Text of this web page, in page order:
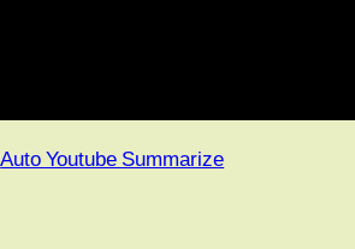
Auto Youtube Summarize